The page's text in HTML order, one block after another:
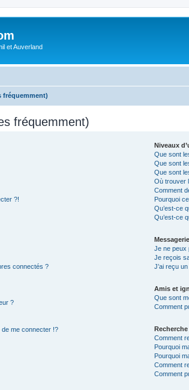
et Auverland
fréquemment)
fréquemment)
?!
connectés ?
?
de me connecter !?
Niveaux
Que sont
Que sont
Que sont
Où trouver
Comment
Pourquoi
Qu’est-ce
Qu’est-ce
Je ne peux
Je reçois
J’ai reçu
Amis et
Que sont
Comment
Comment
Pourquoi
Pourquoi
Comment
Comment